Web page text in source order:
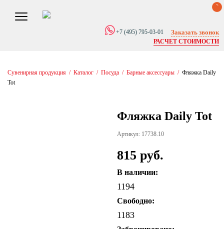
0
+7 (495) 795-03-01 Заказать звонок
РАСЧЕТ СТОИМОСТИ
Сувенирная продукция / Каталог / Посуда / Барные аксессуары / Фляжка Daily
Tot
Фляжка Daily Tot
Артикул: 17738.10
815 руб.
В наличии:
1194
Свободно:
1183